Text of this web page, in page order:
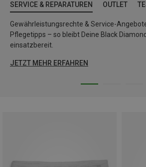
SERVICE & REPARATUREN OUTLET
Gewährleistungsrechte & Service-
Pflegetipps – so bleibt Deine Black
einsatzbereit.
JETZT MEHR ERFAHREN